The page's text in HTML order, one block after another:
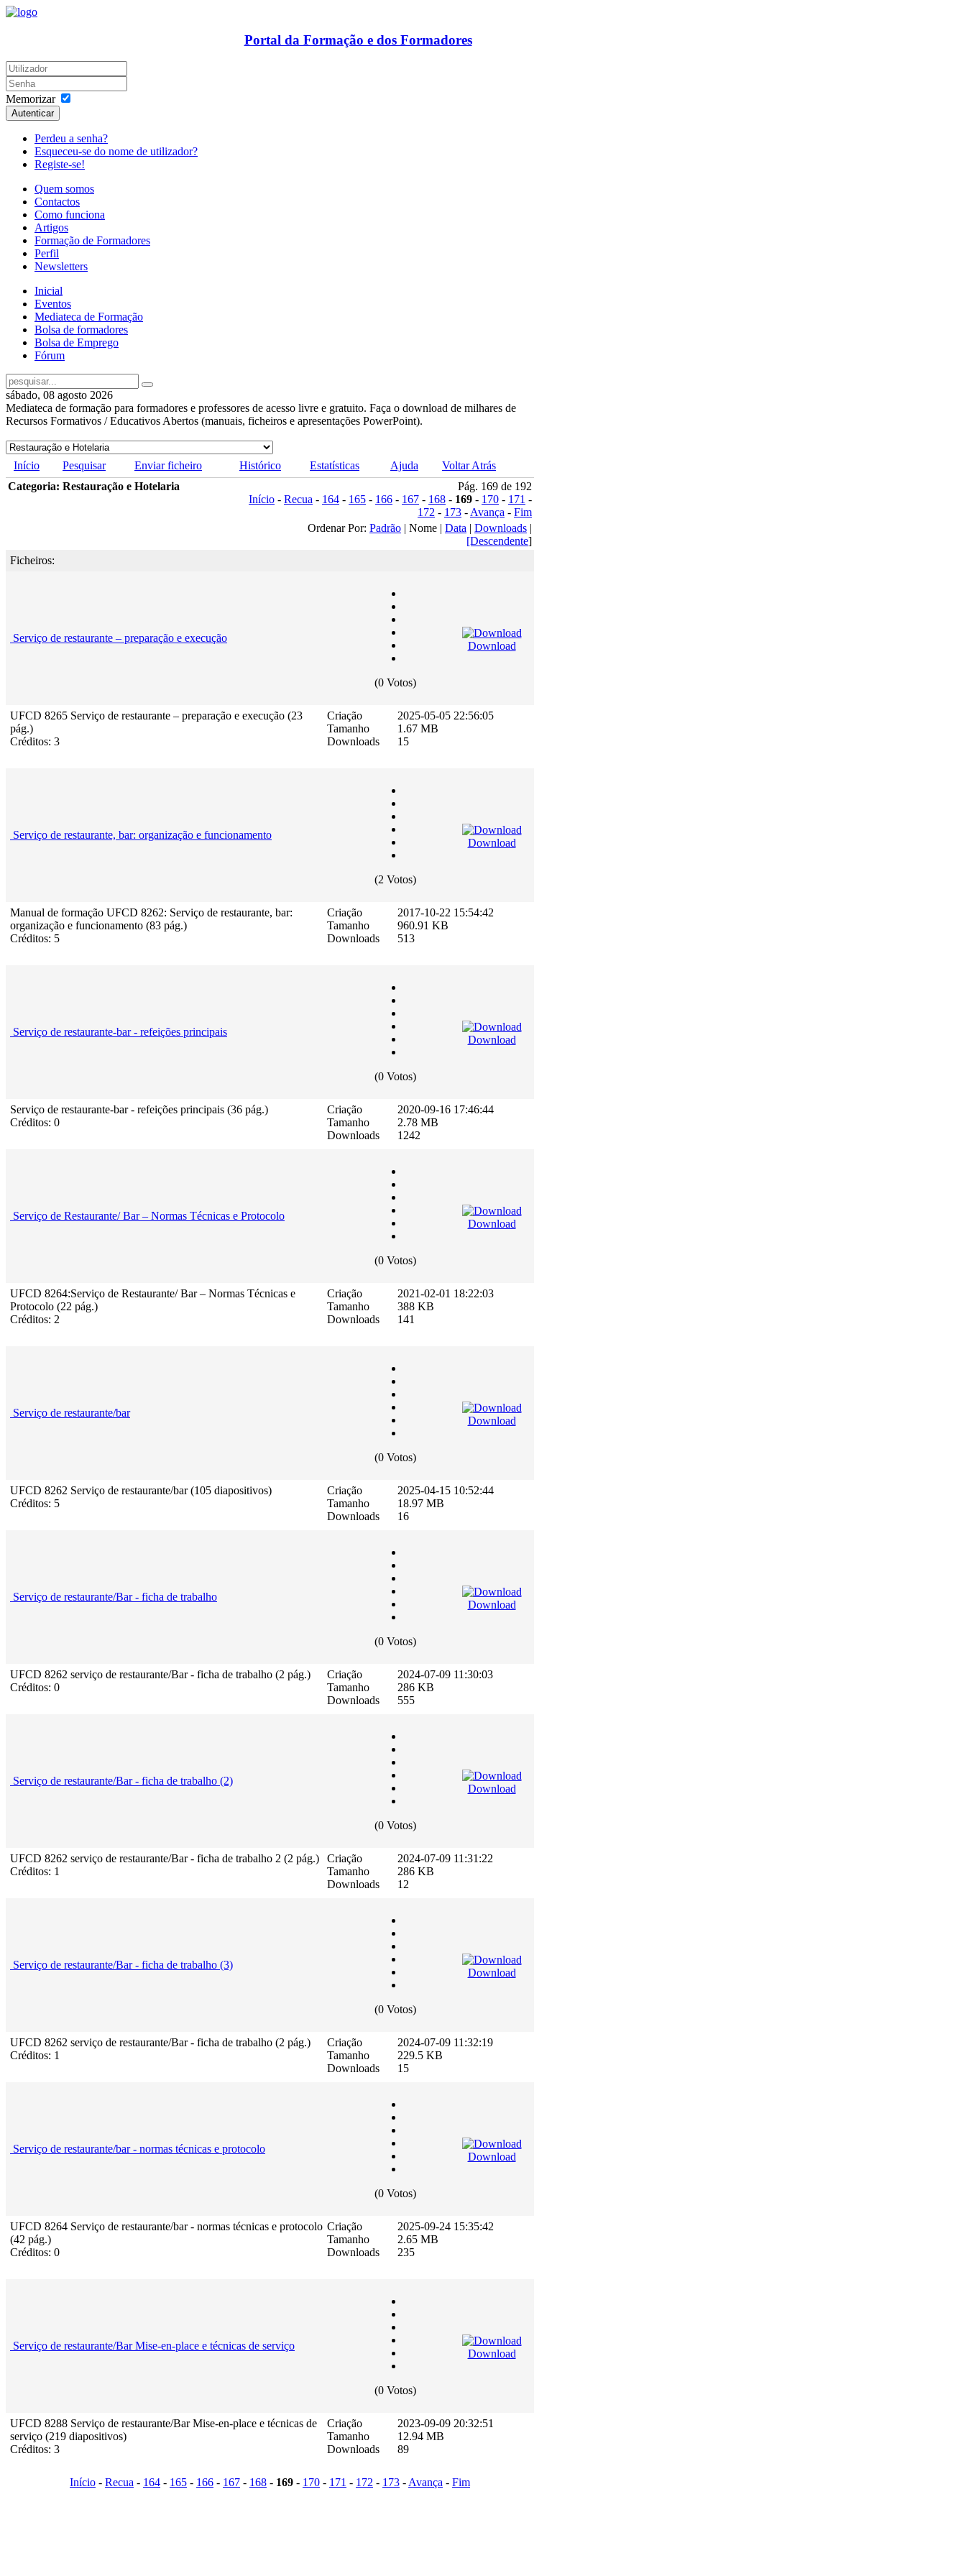
Portal da Formação e dos Formadores
Memorizar
Autenticar
Perdeu a senha?
Esqueceu-se do nome de utilizador?
Registe-se!
Quem somos
Contactos
Como funciona
Artigos
Formação de Formadores
Perfil
Newsletters
Inicial
Eventos
Mediateca de Formação
Bolsa de formadores
Bolsa de Emprego
Fórum
sábado, 08 agosto 2026
Mediateca de formação para formadores e professores de acesso livre e gratuito. Faça o download de milhares de
Recursos Formativos / Educativos Abertos (manuais, ficheiros e apresentações PowerPoint).
Início Pesquisar Enviar ficheiro Histórico Estatísticas Ajuda
Voltar Atrás
Categoria: Restauração e Hotelaria
Pág. 169 de 192
Início - Recua - 164 - 165 - 166 - 167 - 168 - 169 - 170 - 171 -
172 - 173 -Avança - Fim
Ordenar Por: Padrão | Nome | Data | Downloads |
[Descendente]
Ficheiros:
Serviço de restaurante – preparação e execução
(0 Votos)
Download
UFCD 8265 Serviço de restaurante – preparação e execução (23
pág.)
Créditos: 3
Criação
Tamanho
Downloads
2025-05-05 22:56:05
1.67 MB
15
Serviço de restaurante, bar: organização e funcionamento
(2 Votos)
Download
Manual de formação UFCD 8262: Serviço de restaurante, bar:
organização e funcionamento (83 pág.)
Créditos: 5
Criação
Tamanho
Downloads
2017-10-22 15:54:42
960.91 KB
513
Serviço de restaurante-bar - refeições principais
(0 Votos)
Download
Serviço de restaurante-bar - refeições principais (36 pág.)
Créditos: 0
Criação
Tamanho
Downloads
2020-09-16 17:46:44
2.78 MB
1242
Serviço de Restaurante/ Bar – Normas Técnicas e Protocolo
(0 Votos)
Download
UFCD 8264:Serviço de Restaurante/ Bar – Normas Técnicas e
Protocolo (22 pág.)
Créditos: 2
Criação
Tamanho
Downloads
2021-02-01 18:22:03
388 KB
141
Serviço de restaurante/bar
(0 Votos)
Download
UFCD 8262 Serviço de restaurante/bar (105 diapositivos)
Créditos: 5
Criação
Tamanho
Downloads
2025-04-15 10:52:44
18.97 MB
16
Serviço de restaurante/Bar - ficha de trabalho
(0 Votos)
Download
UFCD 8262 serviço de restaurante/Bar - ficha de trabalho (2 pág.)
Créditos: 0
Criação
Tamanho
Downloads
2024-07-09 11:30:03
286 KB
555
Serviço de restaurante/Bar - ficha de trabalho (2)
(0 Votos)
Download
UFCD 8262 serviço de restaurante/Bar - ficha de trabalho 2 (2 pág.)
Créditos: 1
Criação
Tamanho
Downloads
2024-07-09 11:31:22
286 KB
12
Serviço de restaurante/Bar - ficha de trabalho (3)
(0 Votos)
Download
UFCD 8262 serviço de restaurante/Bar - ficha de trabalho (2 pág.)
Créditos: 1
Criação
Tamanho
Downloads
2024-07-09 11:32:19
229.5 KB
15
Serviço de restaurante/bar - normas técnicas e protocolo
(0 Votos)
Download
UFCD 8264 Serviço de restaurante/bar - normas técnicas e protocolo
(42 pág.)
Créditos: 0
Criação
Tamanho
Downloads
2025-09-24 15:35:42
2.65 MB
235
Serviço de restaurante/Bar Mise-en-place e técnicas de serviço
(0 Votos)
Download
UFCD 8288 Serviço de restaurante/Bar Mise-en-place e técnicas de
serviço (219 diapositivos)
Créditos: 3
Criação
Tamanho
Downloads
2023-09-09 20:32:51
12.94 MB
89
Início - Recua - 164 - 165 - 166 - 167 - 168 - 169 - 170 - 171 - 172 - 173 -Avança - Fim